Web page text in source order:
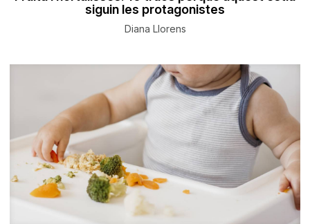
siguin les protagonistes
Diana Llorens